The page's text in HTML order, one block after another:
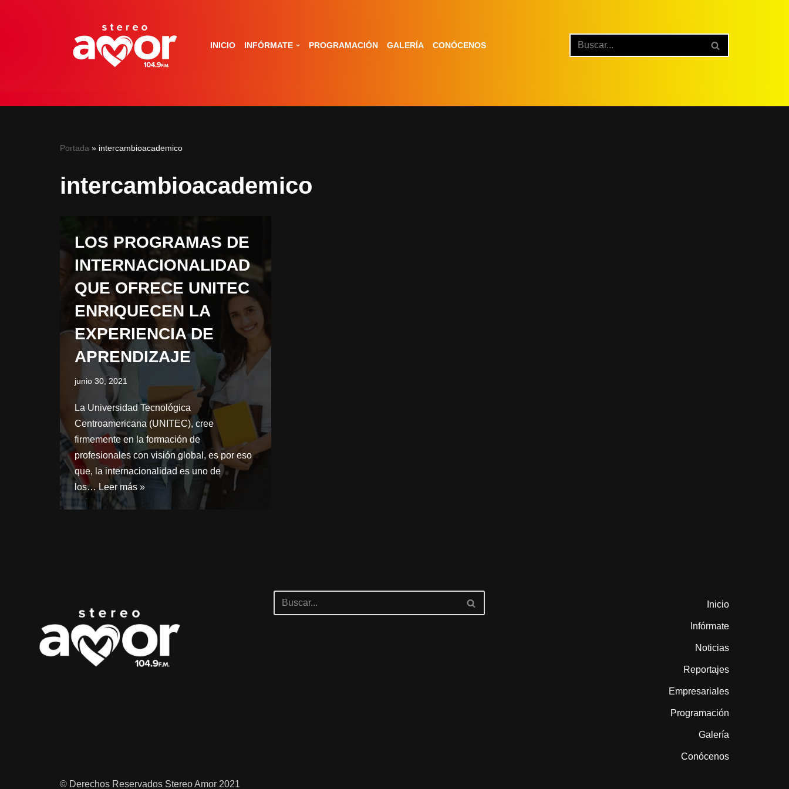
INICIO INFÓRMATE PROGRAMACIÓN GALERÍA CONÓCENOS
Portada » intercambioacademico
intercambioacademico
LOS PROGRAMAS DE
INTERNACIONALIDAD
QUE OFRECE UNITEC
ENRIQUECEN LA
EXPERIENCIA DE
APRENDIZAJE
junio 30, 2021
La Universidad Tecnológica
Centroamericana (UNITEC), cree
firmemente en la formación de
profesionales con visión global, es por eso
que, la internacionalidad es uno de
los…Leer más »
Inicio
Infórmate
Noticias
Reportajes
Empresariales
Programación
Galería
Conócenos
© Derechos Reservados Stereo Amor 2021